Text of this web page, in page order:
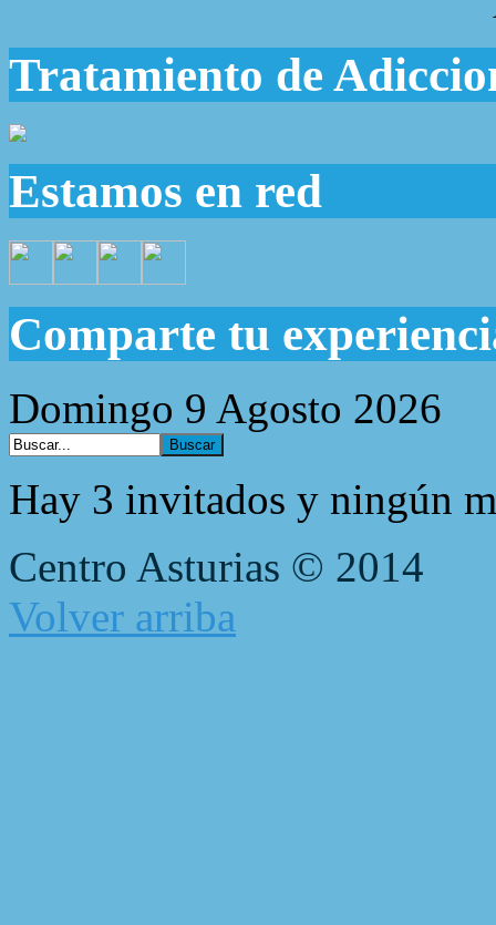
Tratamiento de
Estamos en red
Comparte tu
Domingo 9 Agosto 2026
Hay 3 invitados y ningún
Centro Asturias © 2014
Volver arriba